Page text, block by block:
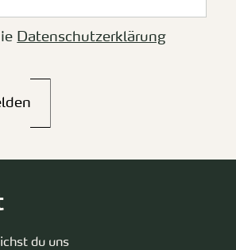
Datenschutzerklärung
du uns